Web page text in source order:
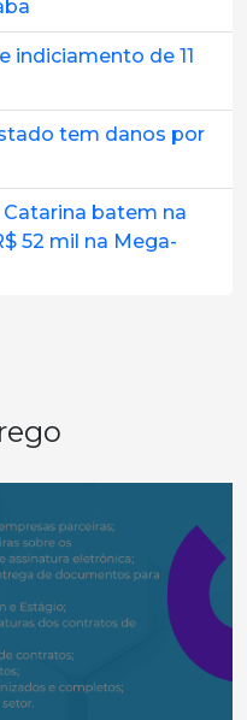
indiciamento de 11
tem danos por
batem na
52 mil na Mega-